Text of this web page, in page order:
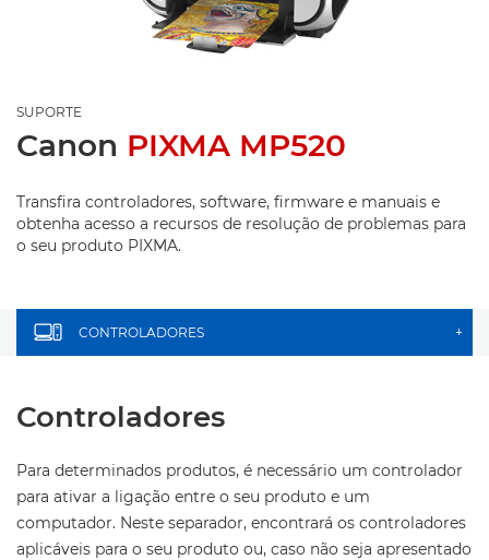
SUPORTE
Canon PIXMA MP520
Transfira controladores, software, firmware e manuais e
obtenha acesso a recursos de resolução de problemas para
o seu produto PIXMA.
CONTROLADORES +
Controladores
Para determinados produtos, é necessário um controlador
para ativar a ligação entre o seu produto e um
computador. Neste separador, encontrará os controladores
aplicáveis para o seu produto ou, caso não seja apresentado